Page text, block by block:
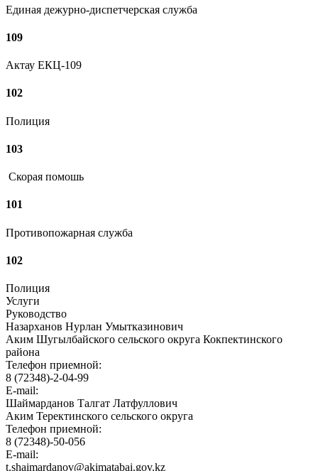
Единая дежурно-диспетчерская служба
109
Актау ЕКЦ-109
102
Полиция
103
Скорая помошь
101
Противопожарная служба
102
Полиция
Услуги
Руководство
Назарханов Нурлан Умытказинович
Аким Шугылбайского сельского округа Кокпектинского
района
Телефон приемной:
8 (72348)-2-04-99
E-mail:
Шаймарданов Талгат Латфуллович
Аким Теректинского сельского округа
Телефон приемной:
8 (72348)-50-056
E-mail:
t.shaimardanov@akimatabai.gov.kz